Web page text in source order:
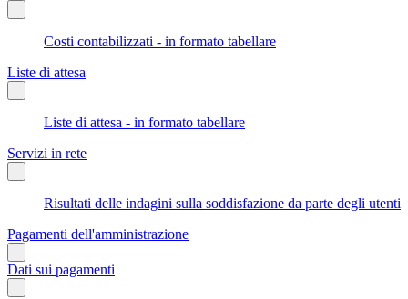
Costi contabilizzati - in formato tabellare
Liste di attesa
Liste di attesa - in formato tabellare
Servizi in rete
Risultati delle indagini sulla soddisfazione da parte degli utenti
Pagamenti dell'amministrazione
Dati sui pagamenti